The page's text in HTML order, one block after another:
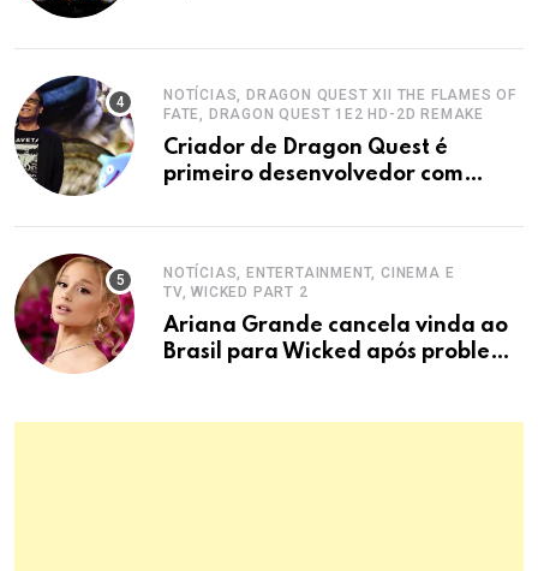
NOTÍCIAS, DRAGON QUEST XII THE FLAMES OF
FATE, DRAGON QUEST 1E2 HD-2D REMAKE
Criador de Dragon Quest é
primeiro desenvolvedor com
NOTÍCIAS, ENTERTAINMENT, CINEMA E
TV, WICKED PART 2
Ariana Grande cancela vinda ao
Brasil para Wicked após problema